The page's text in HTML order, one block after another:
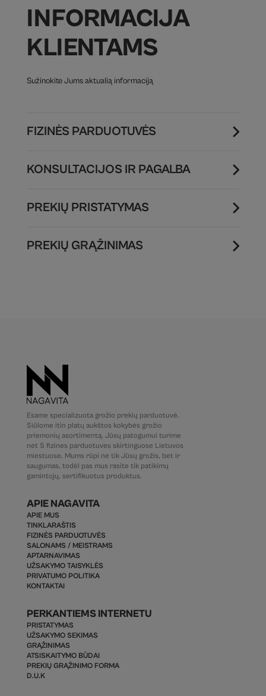
INFORMACIJA
KLIENTAMS
Sužinokite Jums aktualią informaciją
FIZINĖS PARDUOTUVĖS
KONSULTACIJOS IR PAGALBA
PREKIŲ PRISTATYMAS
PREKIŲ GRĄŽINIMAS
Esame specializuota grožio prekių parduotuvė.
Siūlome itin platų aukštos kokybės grožio
priemonių asortimentą. Jūsų patogumui turime
net 5 fizines parduotuves skirtinguose Lietuvos
miestuose. Mums rūpi ne tik Jūsų grožis, bet ir
saugumas, todėl pas mus rasite tik patikimų
gamintojų, sertifikuotus produktus.
APIE NAGAVITA
APIE MUS
TINKLARAŠTIS
FIZINĖS PARDUOTUVĖS
SALONAMS / MEISTRAMS
APTARNAVIMAS
UŽSAKYMO TAISYKLĖS
PRIVATUMO POLITIKA
KONTAKTAI
PERKANTIEMS INTERNETU
PRISTATYMAS
UŽSAKYMO SEKIMAS
GRĄŽINIMAS
ATSISKAITYMO BŪDAI
PREKIŲ GRĄŽINIMO FORMA
D.U.K